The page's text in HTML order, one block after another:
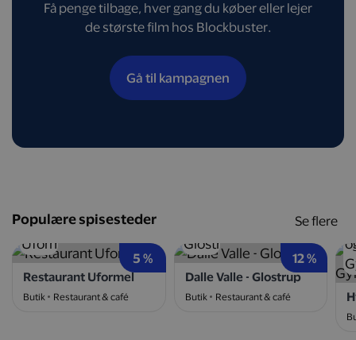
Få penge tilbage, hver gang du køber eller lejer
de største film hos Blockbuster.
Gå til kampagnen
Populære spisesteder
5 %
Restaurant Uformel
Butik Restaurant & café
12 %
Dalle Valle - Glostrup
Butik
Restaurant & café
Se flere